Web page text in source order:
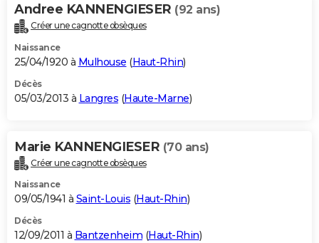
Andree KANNENGIESER (92 ans)
Créer une cagnotte obsèques
Naissance
25/04/1920 à Mulhouse (Haut-Rhin)
Décès
05/03/2013 à Langres (Haute-Marne)
Marie KANNENGIESER (70 ans)
Créer une cagnotte obsèques
Naissance
09/05/1941 à Saint-Louis (Haut-Rhin)
Décès
12/09/2011 à Bantzenheim (Haut-Rhin)